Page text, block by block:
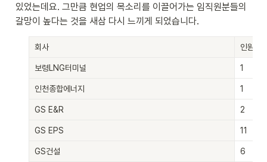
있었는데요. 그만큼 현업의 목소리를 이끌어가는 임직원분들의
갈망이 높다는 것을 새삼 다시 느끼게 되었습니다.
회사 인원
보령LNG터미널 1
인천종합에너지 1
GS E&R 2
GS EPS 11
GS건설 6